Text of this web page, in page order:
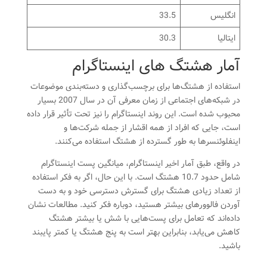
انگلیس
33.5
ایتالیا
30.3
آمار هشتگ های اینستاگرام
استفاده از هشتگ‌ها برای برچسب‌گذاری و دسته‌بندی موضوعات
در شبکه‌های اجتماعی از زمان معرفی آن در سال 2007 بسیار
محبوب شده است. این روند اینستاگرام را نیز تحت تأثیر قرار داده
است، جایی که افراد از همه اقشار از جمله شرکت‌ها و
اینفلوئنسرها به طور گسترده از هشتگ استفاده می‌کنند.
در واقع، طبق آمار اخیر اینستاگرام، میانگین پست اینستاگرام
شامل حدود 10.7 هشتگ است. با این حال، اگر به فکر استفاده
از تعداد زیادی هشتگ برای گسترش دسترسی خود و به دست
آوردن فالوورهای بیشتر هستید، دوباره فکر کنید. مطالعات نشان
داده‌اند که تعامل برای پست‌هایی با شش یا بیشتر هشتگ
کاهش می‌یابد، بنابراین بهتر است به پنج هشتگ یا کمتر پایبند
باشید.